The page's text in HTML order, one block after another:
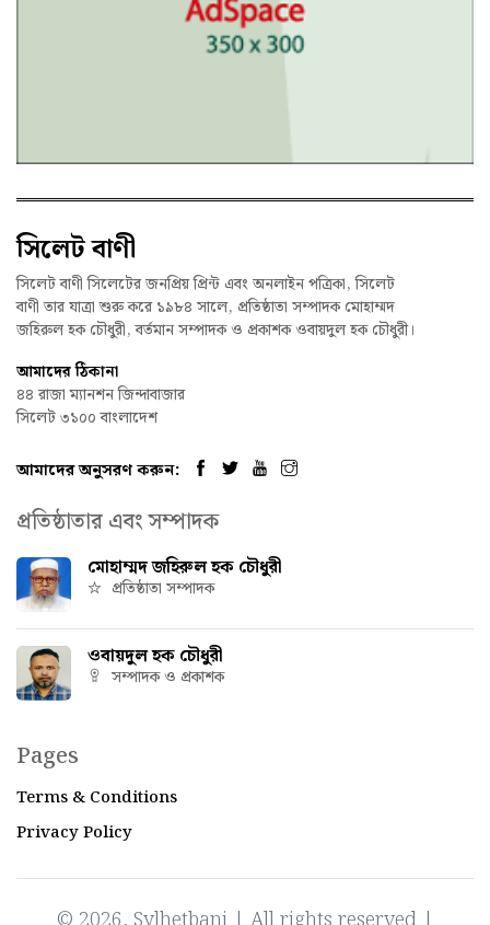
সিলেট বাণী
সিলেট বাণী সিলেটের জনপ্রিয় প্রিন্ট এবং অনলাইন পত্রিকা, সিলেট
বাণী তার যাত্রা শুরু করে ১৯৮৪ সালে, প্রতিষ্ঠাতা সম্পাদক মোহাম্মদ
জহিরুল হক চৌধুরী, বর্তমান সম্পাদক ও প্রকাশক ওবায়দুল হক চৌধুরী।
আমাদের ঠিকানা
৪৪ রাজা ম্যানশন জিন্দাবাজার
সিলেট ৩১০০ বাংলাদেশ
আমাদের অনুসরণ করুন:
প্রতিষ্ঠাতার এবং সম্পাদক
মোহাম্মদ জহিরুল হক চৌধুরী
প্রতিষ্ঠাতা সম্পাদক
ওবায়দুল হক চৌধুরী
সম্পাদক ও প্রকাশক
Pages
Terms & Conditions
Privacy Policy